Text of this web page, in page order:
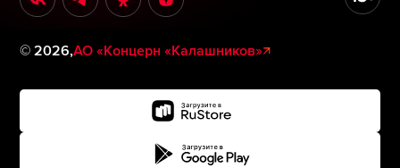
©2026,АО «Концерн «Калашников»